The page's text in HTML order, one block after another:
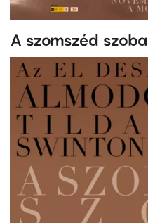
A szomszéd szoba